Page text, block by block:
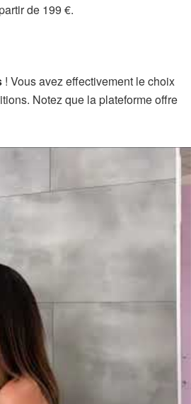
de 199 €.
! Vous avez effectivement le choix
Notez que la plateforme offre